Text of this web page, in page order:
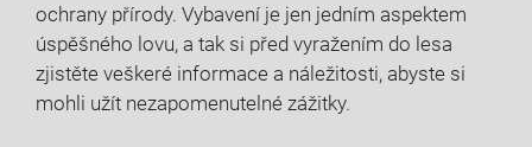
ochrany přírody. Vybavení je jen jedním aspektem
úspěšného lovu, a tak si před vyražením do lesa
zjistěte veškeré informace a náležitosti, abyste si
mohli užít nezapomenutelné zážitky.